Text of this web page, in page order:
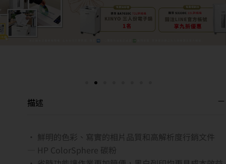
描述
‧ 鮮明的色彩、寫實的相片品質和高解析度行銷文件
— HP ColorSphere 碳粉